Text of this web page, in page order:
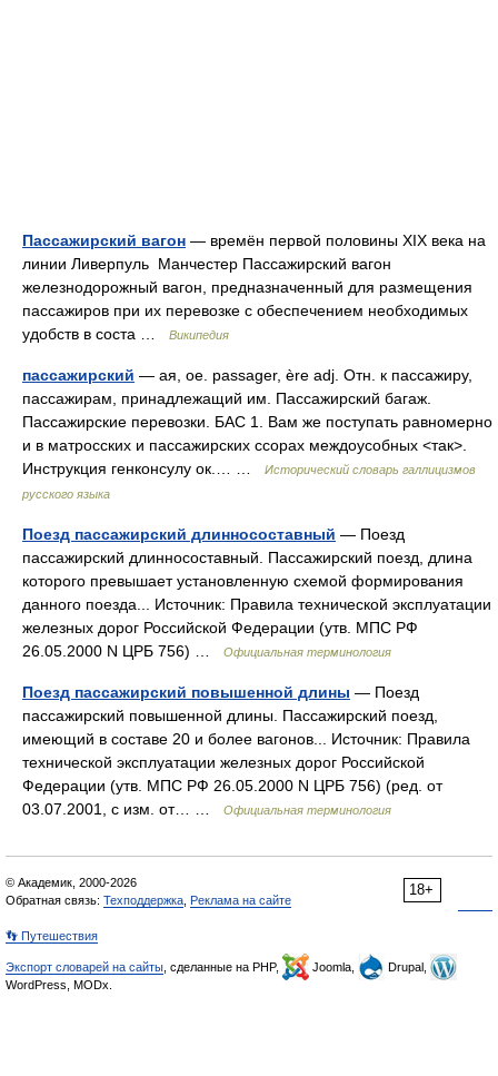
Пассажирский вагон — времён первой половины XIX века на
линии Ливерпуль Манчестер Пассажирский вагон
железнодорожный вагон, предназначенный для размещения
пассажиров при их перевозке с обеспечением необходимых
удобств в соста …
Википедия
пассажирский — ая, ое. passager, ère adj. Отн. к пассажиру,
пассажирам, принадлежащий им. Пассажирский багаж.
Пассажирские перевозки. БАС 1. Вам же поступать равномерно
и в матросских и пассажирских ссорах междоусобных <так>.
Инструкция генконсулу ок.… …
Исторический словарь галлицизмов
русского языка
Поезд пассажирский длинносоставный — Поезд
пассажирский длинносоставный. Пассажирский поезд, длина
которого превышает установленную схемой формирования
данного поезда... Источник: Правила технической эксплуатации
железных дорог Российской Федерации (утв. МПС РФ
26.05.2000 N ЦРБ 756) …
Официальная терминология
Поезд пассажирский повышенной длины — Поезд
пассажирский повышенной длины. Пассажирский поезд,
имеющий в составе 20 и более вагонов... Источник: Правила
технической эксплуатации железных дорог Российской
Федерации (утв. МПС РФ 26.05.2000 N ЦРБ 756) (ред. от
03.07.2001, с изм. от… …
Официальная терминология
18+
© Академик, 2000-2026
Обратная связь: Техподдержка Реклама на сайте
👣 Путешествия
Экспорт словарей на сайты , сделанные на PHP, Joomla,
Drupal,
WordPress, MODx.